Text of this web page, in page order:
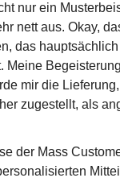
nur ein
nett aus. Okay,
das
Meine
mir die
zugestellt, als
der Mass